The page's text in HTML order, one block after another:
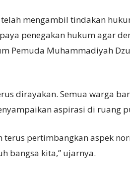
mengambil tindakan
penegakan hukum agar
Pemuda Muhammadiyah
dirayakan. Semua warga
aspirasi di ruang
pertimbangkan aspek
bangsa kita,” ujarnya.